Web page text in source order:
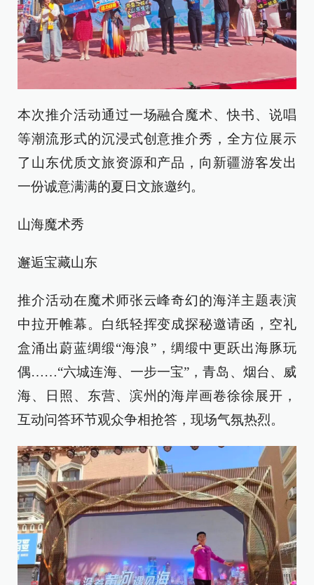
本次推介活动通过一场融合魔术、快书、说唱
等潮流形式的沉浸式创意推介秀，全方位展示
了山东优质文旅资源和产品，向新疆游客发出
一份诚意满满的夏日文旅邀约。
山海魔术秀
邂逅宝藏山东
推介活动在魔术师张云峰奇幻的海洋主题表演
中拉开帷幕。白纸轻挥变成探秘邀请函，空礼
盒涌出蔚蓝绸缎“海浪”，绸缎中更跃出海豚玩
偶……“六城连海、一步一宝”，青岛、烟台、威
海、日照、东营、滨州的海岸画卷徐徐展开，
互动问答环节观众争相抢答，现场气氛热烈。